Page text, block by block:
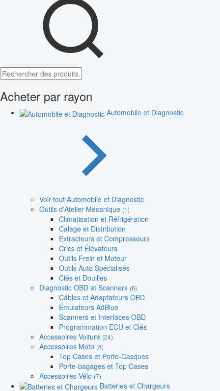
Acheter par rayon
Automobile et Diagnostic
Voir tout Automobile et Diagnostic
Outils d'Atelier Mécanique (1)
Climatisation et Réfrigération
Calage et Distribution
Extracteurs et Compresseurs
Crics et Élévateurs
Outils Frein et Moteur
Outils Auto Spécialisés
Clés et Douilles
Diagnostic OBD et Scanners (6)
Câbles et Adaptateurs OBD
Émulateurs AdBlue
Scanners et Interfaces OBD
Programmation ECU et Clés
Accessoires Voiture (24)
Accessoires Moto (8)
Top Cases et Porte-Casques
Porte-bagages et Top Cases
Accessoires Vélo (7)
Batteries et Chargeurs